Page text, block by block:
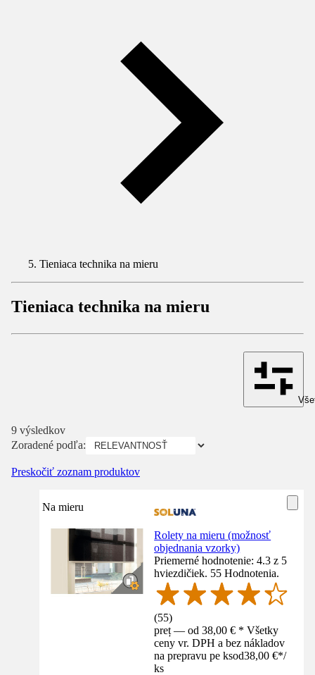
Tieniaca technika na mieru
Tieniaca technika na mieru
9 výsledkov
Zoradené podľa:
Preskočiť zoznam produktov
Na mieru
Rolety na mieru (možnosť
objednania vzorky)
Priemerné hodnotenie: 4.3 z 5
hviezdičiek. 55 Hodnotenia.
(55)
preț — od 38,00 € * Všetky
ceny vr. DPH a bez nákladov
na prepravu pe ksod38,00 €*/
ks